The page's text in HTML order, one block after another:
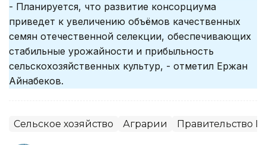
- Планируется, что развитие консорциума
приведет к увеличению объёмов качественных
семян отечественной селекции, обеспечивающих
стабильные урожайности и прибыльность
сельскохозяйственных культур, - отметил Ержан
Айнабеков.
Сельское хозяйство Аграрии Правительство